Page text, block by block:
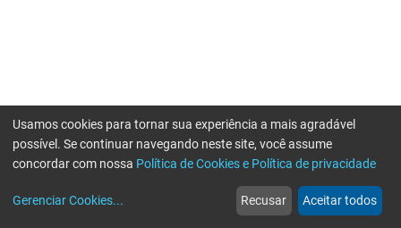
web
Notícias
more_horiz
Mais
Usamos cookies para tornar sua experiência a mais agradável
possível. Se continuar navegando neste site, você assume
concordar com nossa Política de Cookies e Política de privacidade
Gerenciar Cookies... Recusar Aceitar todos
Erro ao enviar informações, por favor tente novamente